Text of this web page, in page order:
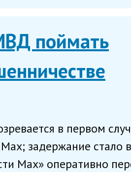
поймать
в первом
задержание
Мах» оперативно